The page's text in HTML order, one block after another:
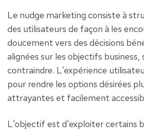
Le nudge marketing consiste à
des utilisateurs de façon à les
doucement vers des décisions
alignées sur les objectifs business,
contraindre. L'expérience
pour rendre les options désirées
attrayantes et facilement
L'objectif est d'exploiter certains